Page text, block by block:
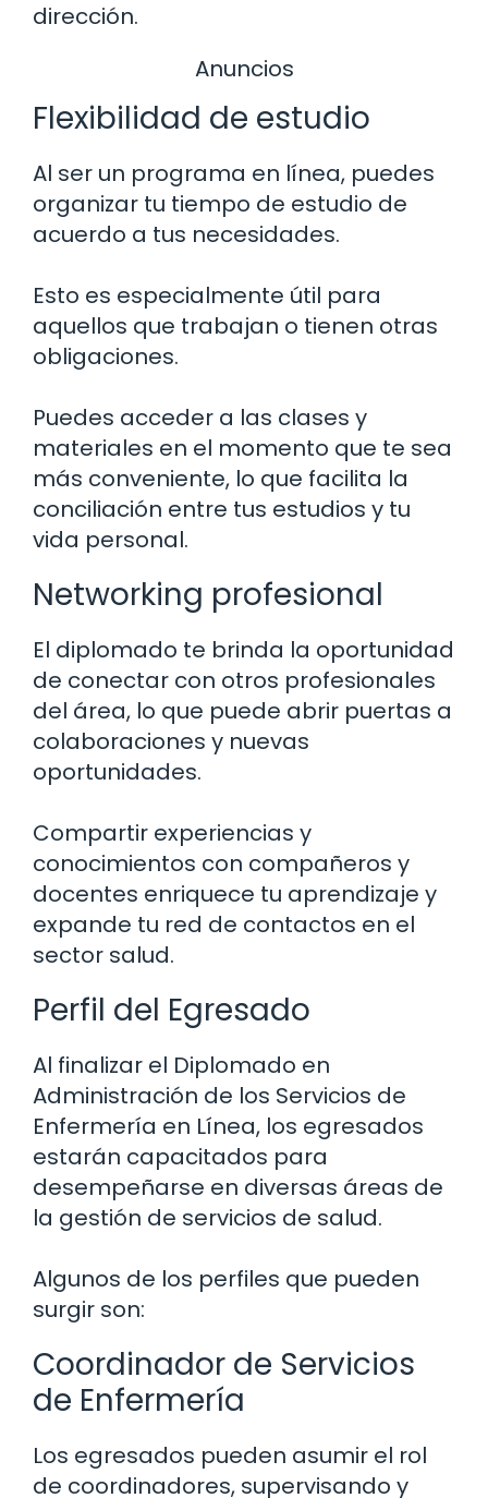
dirección.
Anuncios
Flexibilidad de estudio
Al ser un programa en línea, puedes
organizar tu tiempo de estudio de
acuerdo a tus necesidades.
Esto es especialmente útil para
aquellos que trabajan o tienen otras
obligaciones.
Puedes acceder a las clases y
materiales en el momento que te sea
más conveniente, lo que facilita la
conciliación entre tus estudios y tu
vida personal.
Networking profesional
El diplomado te brinda la oportunidad
de conectar con otros profesionales
del área, lo que puede abrir puertas a
colaboraciones y nuevas
oportunidades.
Compartir experiencias y
conocimientos con compañeros y
docentes enriquece tu aprendizaje y
expande tu red de contactos en el
sector salud.
Perfil del Egresado
Al finalizar el Diplomado en
Administración de los Servicios de
Enfermería en Línea, los egresados
estarán capacitados para
desempeñarse en diversas áreas de
la gestión de servicios de salud.
Algunos de los perfiles que pueden
surgir son:
Coordinador de Servicios
de Enfermería
Los egresados pueden asumir el rol
de coordinadores, supervisando y